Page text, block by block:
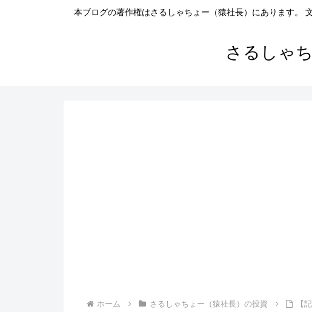
本ブログの著作権はさるしゃちょー（猿社長）にあります。
さるしゃ
ホーム さるしゃちょー（猿社長）の投資 【